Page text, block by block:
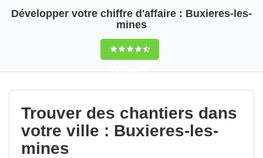
Développer votre chiffre d'affaire : Buxieres-les-
mines
9,5(100%)51
votes
Trouver des chantiers dans
votre ville : Buxieres-les-
mines